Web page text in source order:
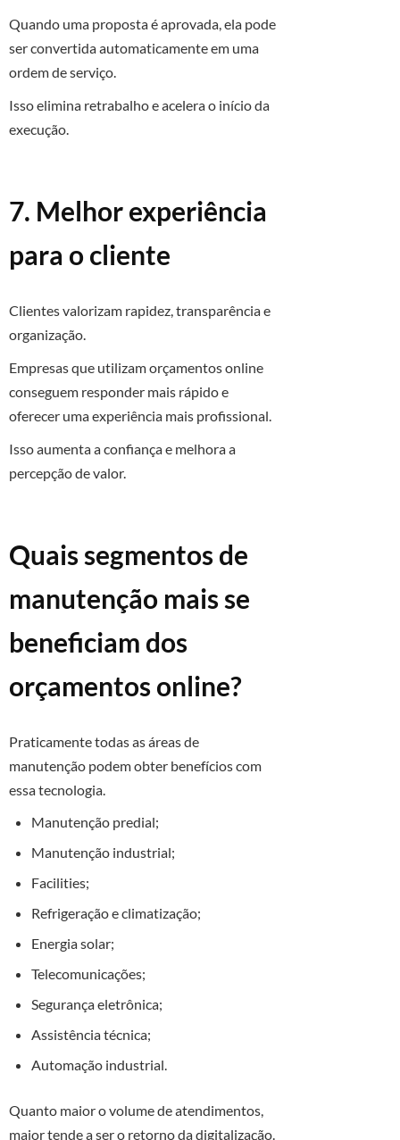
Quando uma proposta é aprovada, ela pode
ser convertida automaticamente em uma
ordem de serviço.
Isso elimina retrabalho e acelera o início da
execução.
7. Melhor experiência
para o cliente
Clientes valorizam rapidez, transparência e
organização.
Empresas que utilizam orçamentos online
conseguem responder mais rápido e
oferecer uma experiência mais profissional.
Isso aumenta a confiança e melhora a
percepção de valor.
Quais segmentos de
manutenção mais se
beneficiam dos
orçamentos online?
Praticamente todas as áreas de
manutenção podem obter benefícios com
essa tecnologia.
Manutenção predial;
Manutenção industrial;
Facilities;
Refrigeração e climatização;
Energia solar;
Telecomunicações;
Segurança eletrônica;
Assistência técnica;
Automação industrial.
Quanto maior o volume de atendimentos,
maior tende a ser o retorno da digitalização.